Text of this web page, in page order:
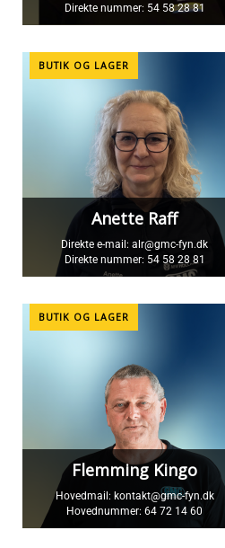
Direkte nummer: 54 58 28 81
BUTIK OG LAGER
Direkte e-mail: alr@gmc-fyn.dk
Direkte nummer: 54 58 28 81
Anette Raff
BUTIK OG LAGER
Hovedmail: kontakt@gmc-fyn.dk
Hovednummer: 64 72 14 60
Flemming Kingo